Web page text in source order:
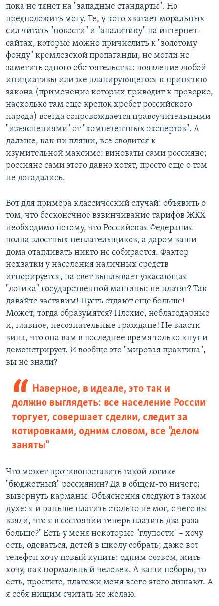
пока не тянет на "западные стандарты". Но
предположить могу. Те, у кого хватает моральных
сил читать "новости" и "аналитику" на интернет-
сайтах, которые можно причислить к "золотому
фонду" кремлевской пропаганды, не могли не
заметить одного обстоятельства: появление любой
инициативы или же планирующегося к принятию
закона (применение которых приводит к проверке,
насколько там еще крепок хребет российского
народа) всегда сопровождается нравоучительными
"изъяснениями" от "компетентных экспертов". А
дальше, как ни пляши, все сводится к
изумительной максиме: виноваты сами россияне;
россияне сами этого давно хотят, просто еще о том
не догадались.
Вот для примера классический случай: объявить о
том, что бесконечное взвинчивание тарифов ЖКХ
необходимо потому, что Российская Федерация
полна злостных неплательщиков, а даром ваши
дома отапливать никто не собирается. Фактор
нехватки у населения наличных средств
игнорируется, на свет выплывает ужасающая
"логика" государственной машины: не платят? Так
давайте заставим! Пусть отдают еще больше!
Может, тогда образумятся? Плохие, неблагодарные
и, главное, несознательные граждане! Не власти
вина, что она вам в последнее время только кнут и
демонстрирует. И вообще это "мировая практика",
вы не знали?
Наверное, в идеале, это так и
должно выглядеть: все население России
торгует, совершает сделки, следит за
котировками, одним словом, все "делом
заняты"
Что может противопоставить такой логике
"бюджетный" россиянин? Да в общем-то ничего;
вывернуть карманы. Объяснения следуют в таком
духе: я и раньше платить столько не мог, с чего вы
взяли, что я в состоянии теперь платить два раза
больше?" Есть у меня некоторые "глупости" – хочу
есть, одеваться, детей в школу собрать; даже вот
телефон хочу новый купить: одним словом, жить
хочу, как нормальный человек. А ваши поборы, то
есть, простите, платежи меня всего этого лишают. А
я себя нищим считать не желаю.